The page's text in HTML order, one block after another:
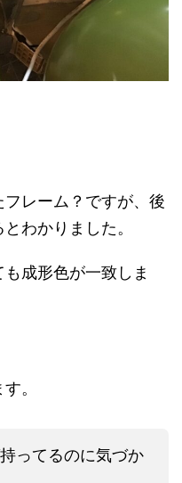
レーム？ですが、後
わかりました。
成形色が一致しま
。
ってるのに気づか